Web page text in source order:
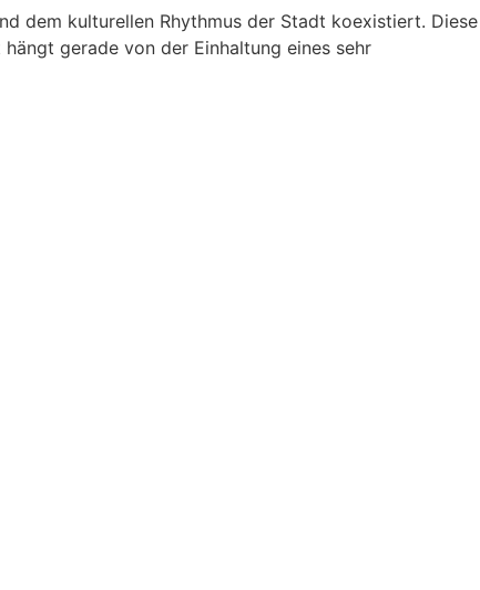
dem kulturellen Rhythmus der Stadt koexistiert. Diese
gerade von der Einhaltung eines sehr